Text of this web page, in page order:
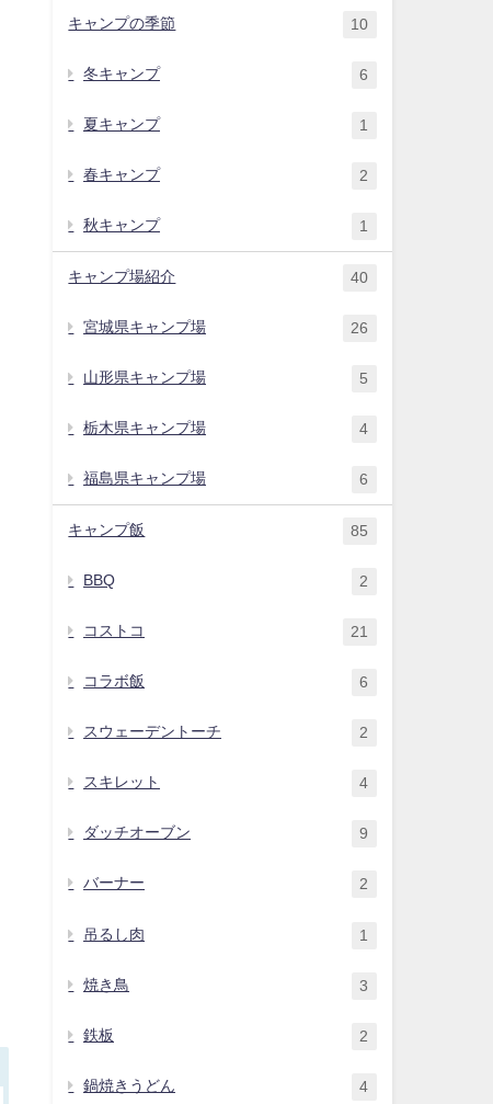
キャンプの季節 10
冬キャンプ 6
夏キャンプ 1
春キャンプ 2
秋キャンプ 1
キャンプ場紹介 40
宮城県キャンプ場 26
山形県キャンプ場 5
栃木県キャンプ場 4
福島県キャンプ場 6
キャンプ飯 85
BBQ 2
コストコ 21
コラボ飯 6
スウェーデントーチ 2
スキレット 4
ダッチオーブン 9
バーナー 2
吊るし肉 1
焼き鳥 3
鉄板 2
鍋焼きうどん 4